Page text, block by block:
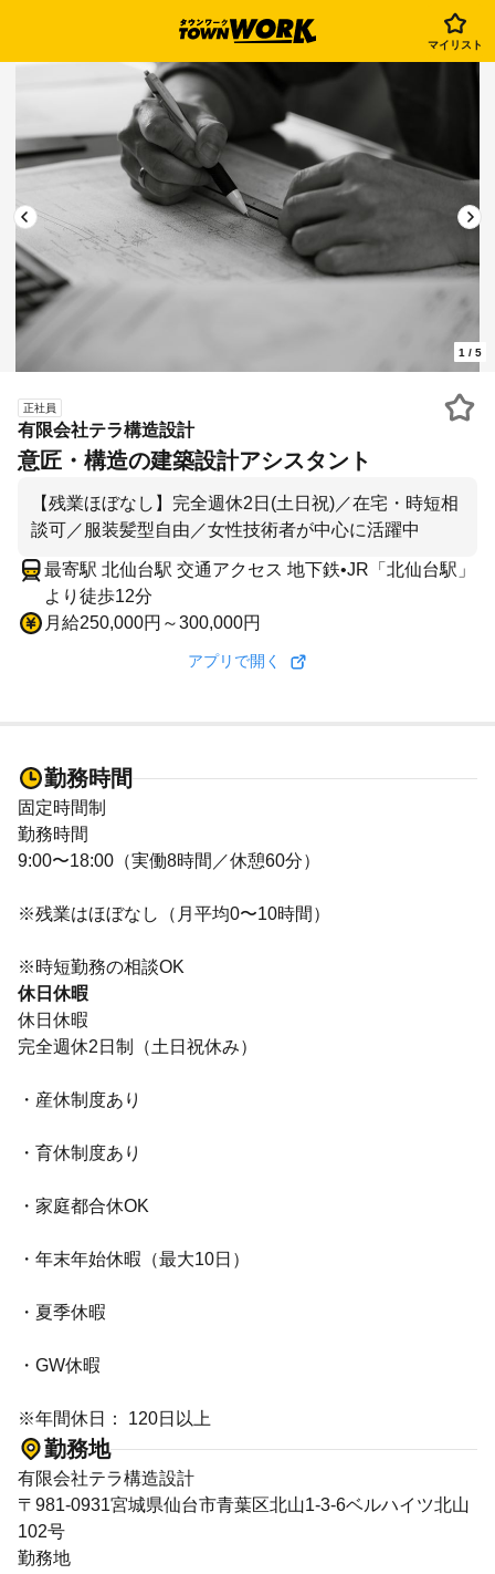
マイリスト
1 / 5
正社員
有限会社テラ構造設計
意匠・構造の建築設計アシスタント
【残業ほぼなし】完全週休2日(土日祝)／在宅・時短相
談可／服装髪型自由／女性技術者が中心に活躍中
最寄駅 北仙台駅 交通アクセス 地下鉄•JR「北仙台駅」
より徒歩12分
月給250,000円～300,000円
アプリで開く
勤務時間
固定時間制
勤務時間
9:00〜18:00（実働8時間／休憩60分）
※残業はほぼなし（月平均0〜10時間）
※時短勤務の相談OK
休日休暇
休日休暇
完全週休2日制（土日祝休み）
・産休制度あり
・育休制度あり
・家庭都合休OK
・年末年始休暇（最大10日）
・夏季休暇
・GW休暇
※年間休日： 120日以上
勤務地
有限会社テラ構造設計
〒981-0931宮城県仙台市青葉区北山1-3-6ベルハイツ北山
102号
勤務地